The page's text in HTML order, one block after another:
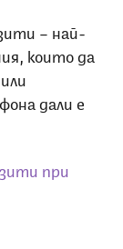
– най-
които да
дали е
при